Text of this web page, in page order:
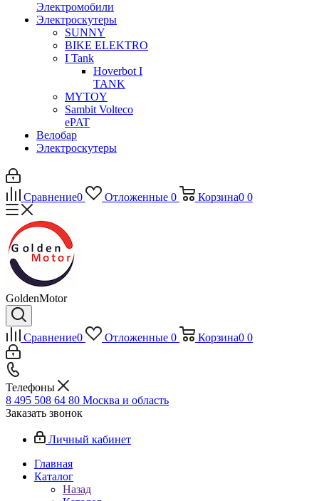
Электромобили
Электроскутеры
SUNNY
BIKE ELEKTRO
I Tank
Hoverbot I
TANK
MYTOY
Sambit Volteco
ePAT
Велобар
Электроскутеры
Сравнение0 Отложенные 0 Корзина0 0
GoldenMotor
Сравнение0 Отложенные 0 Корзина0 0
Телефоны
8 495 508 64 80 Москва и область
Заказать звонок
Личный кабинет
Главная
Каталог
Назад